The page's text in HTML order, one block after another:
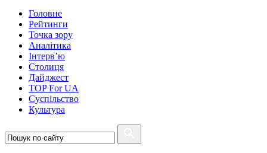
Головне
Рейтинги
Точка зору
Аналітика
Інтерв’ю
Столиця
Дайджест
TOP For UA
Суспiльство
Культура